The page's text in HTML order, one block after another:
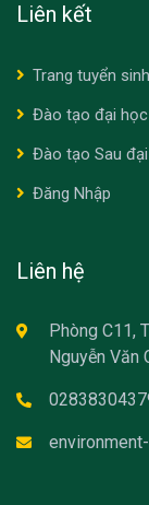
Liên kết
Trang tuyển sinh
Đào tạo đại học
Đào tạo Sau
Đăng Nhập
Liên hệ
Phòng C11,
Nguyễn Văn